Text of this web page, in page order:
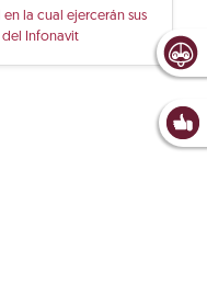
la cual ejercerán sus
del Infonavit